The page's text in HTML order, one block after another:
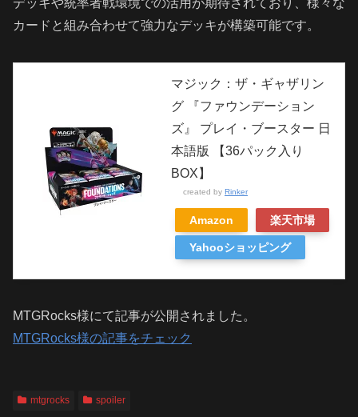
デッキや統率者戦環境での活用が期待されており、様々な
カードと組み合わせて強力なデッキが構築可能です。
マジック：ザ・ギャザリン
グ 『ファウンデーション
ズ』 プレイ・ブースター 日
本語版 【36パック入り
BOX】
created by Rinker
Amazon 楽天市場
Yahooショッピング
MTGRocks様にて記事が公開されました。
MTGRocks様の記事をチェック
mtgrocks spoiler